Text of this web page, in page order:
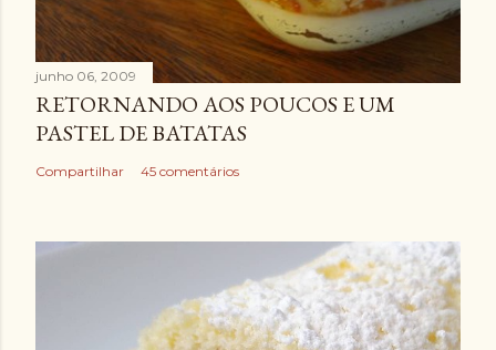
junho 06, 2009
RETORNANDO AOS POUCOS E UM
PASTEL DE BATATAS
Compartilhar 45 comentários